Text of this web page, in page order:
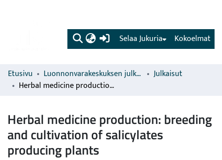
(current) Kokoelmat
Selaa Jukuria
Etusivu Luonnonvarakeskuksen julkaisut
Julkaisut
Herbal medicine production: breeding and cultivation of salicylates producing plants
Herbal medicine production: breeding
and cultivation of salicylates
producing plants